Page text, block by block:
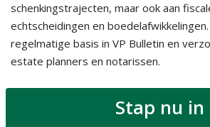
schenkingstrajecten, maar ook aan
echtscheidingen en
regelmatige basis in VP Bulletin en
estate planners en notarissen.
Stap nu in